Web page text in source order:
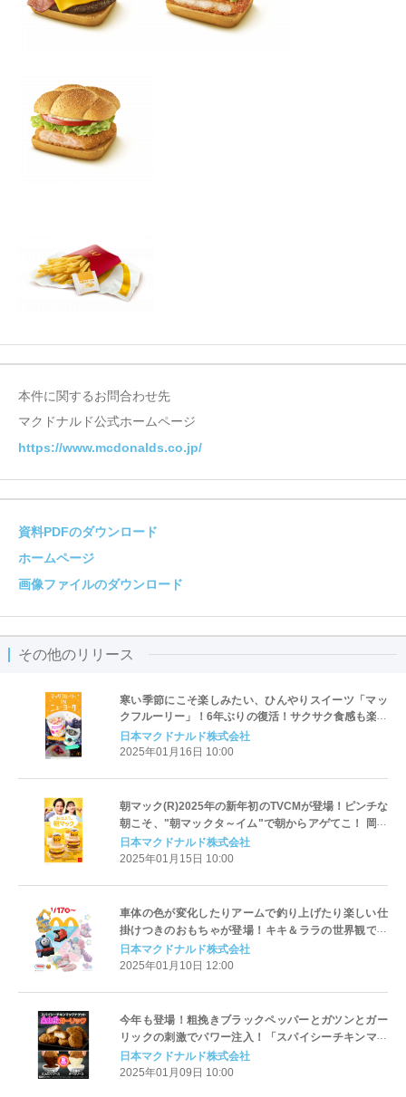
本件に関するお問合わせ先
マクドナルド公式ホームページ
https://www.mcdonalds.co.jp/
資料PDFのダウンロード
ホームページ
画像ファイルのダウンロード
その他のリリース
寒い季節にこそ楽しみたい、ひんやりスイーツ「マッ
クフルーリー」！6年ぶりの復活！サクサク食感も楽し
めるチーズケーキの味わい「マックフルーリー(R) ニュ
ーヨークチーズケーキ」
日本マクドナルド株式会社
2025年01月16日 10:00
朝マック(R)2025年の新年初のTVCMが登場！ピンチな
朝こそ、"朝マックタ～イム"で朝からアゲてこ！ 岡田
准一さんと山田杏奈さんが3度目の共演！
日本マクドナルド株式会社
2025年01月15日 10:00
車体の色が変化したりアームで釣り上げたり楽しい仕
掛けつきのおもちゃが登場！キキ＆ララの世界観で一
緒におしゃれが楽しめるおもちゃが登場！ハッピーセ
ット(R)「きかんしゃトーマス/リトルツインスターズ」
日本マクドナルド株式会社
2025年01月10日 12:00
今年も登場！粗挽きブラックペッパーとガツンとガー
リックの刺激でパワー注入！「スパイシーチキンマッ
クナゲット 黒胡椒ガーリック」1月15日(水)から期間限
定販売！
日本マクドナルド株式会社
2025年01月09日 10:00